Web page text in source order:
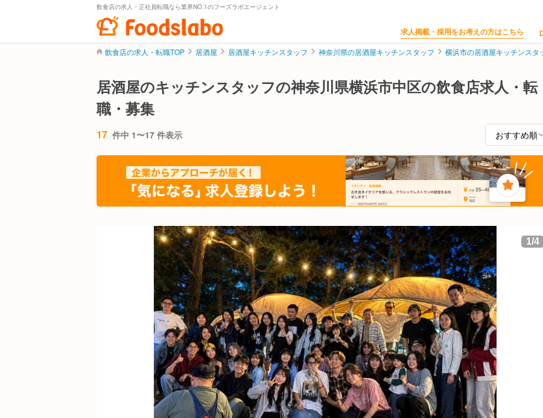
飲食店の求人・正社員転職なら業界NO.1のフーズラボエージェント
求人掲載・採用をお考えの方はこちら
飲食店の求人・転職TOP 居酒屋 居酒屋キッチンスタッフ 神奈川県の居酒屋キッチンスタッフ 横浜市の居酒屋キッチンスタ
居酒屋のキッチンスタッフの神奈川県横浜市中区の飲食店求人・転
職・募集
17 件中 1〜17 件表示
1/4